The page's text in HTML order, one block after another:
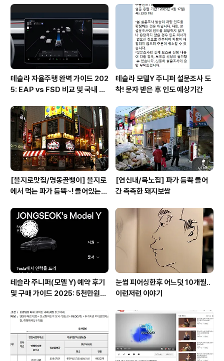
곳만을 정해놓고 들어가게 되어있어서 입구를 찾지 못할
경우 상당히 돌아야 입구로 갈 수있기 때문에 왕궁으로 갈
때는 오토바이나 택시를 이용하시는게 좋을 것 같아요. ▲
만들레이 왕궁을 들어가기 위해서는 지역 입장..
테슬라 자율주행 완벽 가이드 202
5: EAP vs FSD 비교 및 국내 사
테슬라 모델Y 주니퍼 설문조사 도
착! 문자 받은 후 인도 예상기간
[을지로맛집/명동골뱅이] 을지로
에서 먹는 파가 듬뿍~! 들어있는
[연신내/목노집] 파가 듬뿍 들어
간 촉촉한 돼지보쌈
테슬라 주니퍼(모델 Y) 예약 후기
및 구매 가이드 2025: 5천만원대
눈썹 피어싱한후 어느덧 10개월..
이런저런 이야기